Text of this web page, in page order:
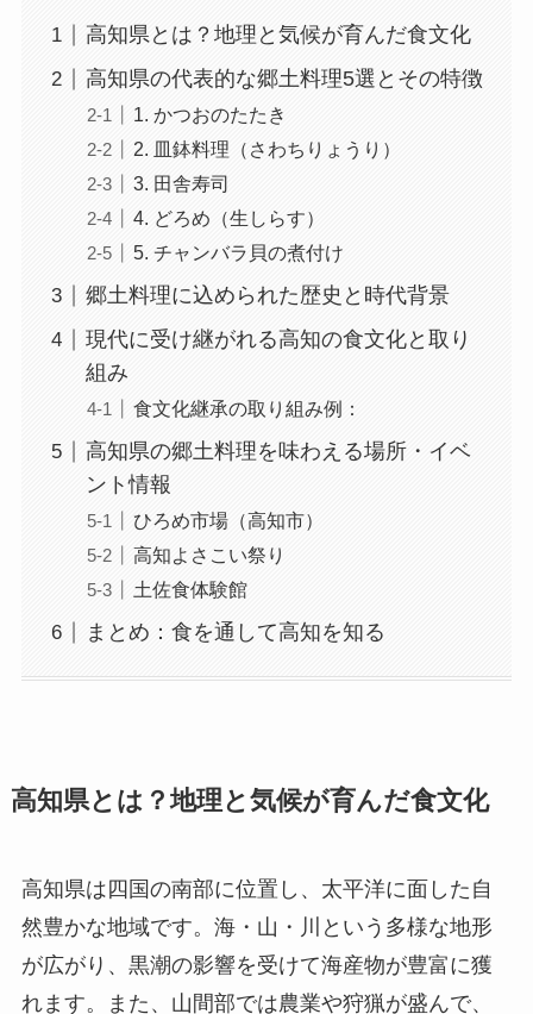
高知県とは？地理と気候が育んだ食文化
高知県の代表的な郷土料理5選とその特徴
1. かつおのたたき
2. 皿鉢料理（さわちりょうり）
3. 田舎寿司
4. どろめ（生しらす）
5. チャンバラ貝の煮付け
郷土料理に込められた歴史と時代背景
現代に受け継がれる高知の食文化と取り
組み
食文化継承の取り組み例：
高知県の郷土料理を味わえる場所・イベ
ント情報
ひろめ市場（高知市）
高知よさこい祭り
土佐食体験館
まとめ：食を通して高知を知る
高知県とは？地理と気候が育んだ食文化
高知県は四国の南部に位置し、太平洋に面した自
然豊かな地域です。海・山・川という多様な地形
が広がり、黒潮の影響を受けて海産物が豊富に獲
れます。また、山間部では農業や狩猟が盛んで、